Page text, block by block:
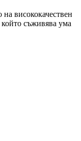
висококачествен
съживява ума